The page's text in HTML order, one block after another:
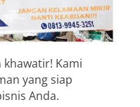
khawatir! Kami
yang siap
Anda.